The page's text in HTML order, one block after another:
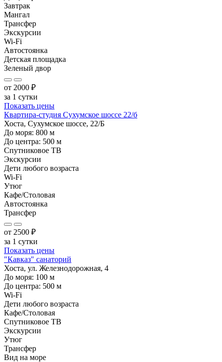
Завтрак
Мангал
Трансфер
Экскурсии
Wi-Fi
Автостоянка
Детская площадка
Зеленый двор
от 2000 ₽
за 1 сутки
Показать цены
Квартира-студия Сухумское шоссе 22/б
Хоста, Сухумское шоссе, 22/Б
До моря: 800 м
До центра: 500 м
Спутниковое ТВ
Экскурсии
Дети любого возраста
Wi-Fi
Утюг
Кафе/Столовая
Автостоянка
Трансфер
от 2500 ₽
за 1 сутки
Показать цены
"Кавказ" санаторий
Хоста, ул. Железнодорожная, 4
До моря: 100 м
До центра: 500 м
Wi-Fi
Дети любого возраста
Кафе/Столовая
Спутниковое ТВ
Экскурсии
Утюг
Трансфер
Вид на море